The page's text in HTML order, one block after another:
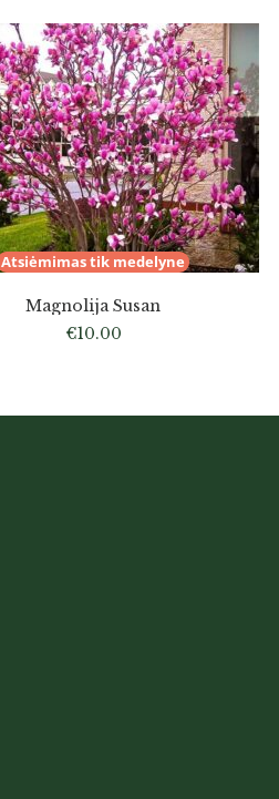
Atsiėmimas tik medelyne
Magnolija Susan
€10.00